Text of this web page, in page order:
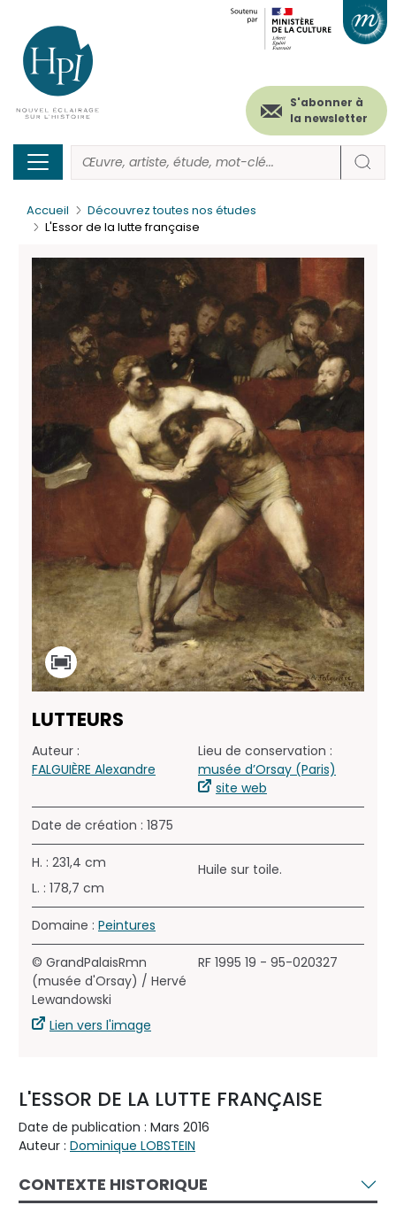
contenu
principal
Menu
secondaire
(header)
S'abonner à
la newsletter
Accueil
Découvrez toutes nos études
L'Essor de la lutte française
LUTTEURS
Auteur :
FALGUIÈRE Alexandre
Lieu de conservation :
musée d’Orsay (Paris)
site web
Date de création : 1875
H. : 231,4 cm
L. : 178,7 cm
Huile sur toile.
Domaine : Peintures
© GrandPalaisRmn
(musée d'Orsay) / Hervé
Lewandowski
Lien vers l'image
RF 1995 19 - 95-020327
L'ESSOR DE LA LUTTE FRANÇAISE
Date de publication : Mars 2016
Auteur : Dominique LOBSTEIN
CONTEXTE HISTORIQUE